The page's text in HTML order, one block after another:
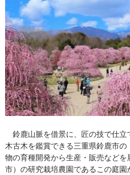
鈴鹿山脈を借景に、匠の技で仕立
木古木を鑑賞できる三重県鈴鹿市
物の育種開発から生産・販売など
市）の研究栽培農園であるこの庭